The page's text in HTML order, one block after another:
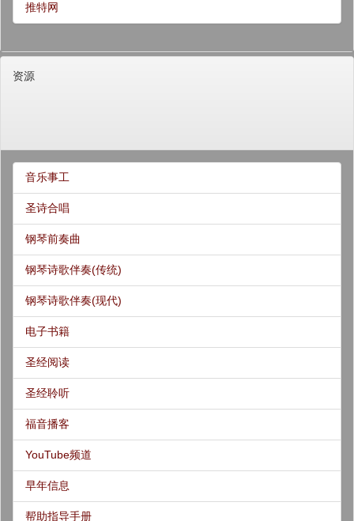
推特网
资源
音乐事工
圣诗合唱
钢琴前奏曲
钢琴诗歌伴奏(传统)
钢琴诗歌伴奏(现代)
电子书籍
圣经阅读
圣经聆听
福音播客
YouTube频道
早年信息
帮助指导手册